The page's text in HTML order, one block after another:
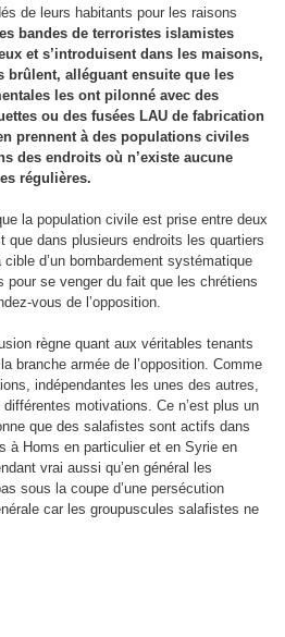
de leurs habitants pour les raisons
bandes de terroristes islamistes
et s’introduisent dans les maisons,
brûlent, alléguant ensuite que les
les ont pilonné avec des
ou des fusées LAU de fabrication
prennent à des populations civiles
des endroits où n’existe aucune
régulières.
la population civile est prise entre deux
que dans plusieurs endroits les quartiers
d’un bombardement systématique
pour se venger du fait que les chrétiens
vous de l’opposition.
règne quant aux véritables tenants
branche armée de l’opposition. Comme
indépendantes les unes des autres,
motivations. Ce n’est plus un
que des salafistes sont actifs dans
à Homs en particulier et en Syrie en
vrai aussi qu’en général les
sous la coupe d’une persécution
car les groupuscules salafistes ne